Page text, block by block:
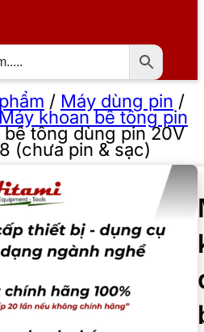
/ Máy dùng pin /
Máy khoan bê tông pin
tông dùng pin 20V
(chưa pin & sạc)